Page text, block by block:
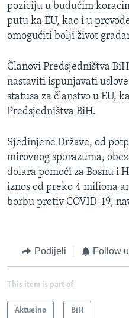
poziciju u budućim
putu ka EU, kao i u
omogućiti bolјi život
Članovi Predsjedništva
nastaviti ispunjavati
statusa za članstvo u EU,
Predsjedništva BiH.
Sjedinjene Države, od
mirovnog sporazuma,
dolara pomoći za Bosnu i
iznos od preko 4 miliona
borbu protiv COVID-19,
Podijeli Follow
This item is part of
Aktuelno BiH